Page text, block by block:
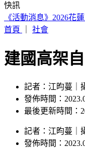
快訊
《活動消息》2026花
首頁
社會
建國高架
記者：江昀蔓｜
發佈時間：
最後更新時間：
記者 ： 江昀蔓
發佈時間：